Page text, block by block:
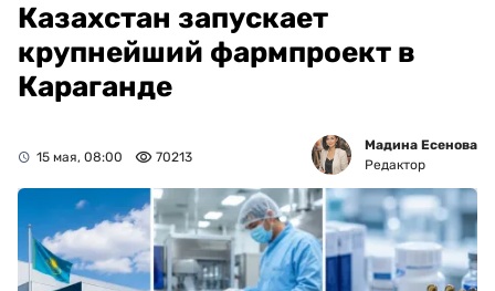
Казахстан запускает
крупнейший фармпроект в
Караганде
15 мая, 08:00 70213
Мадина Есенова
Редактор